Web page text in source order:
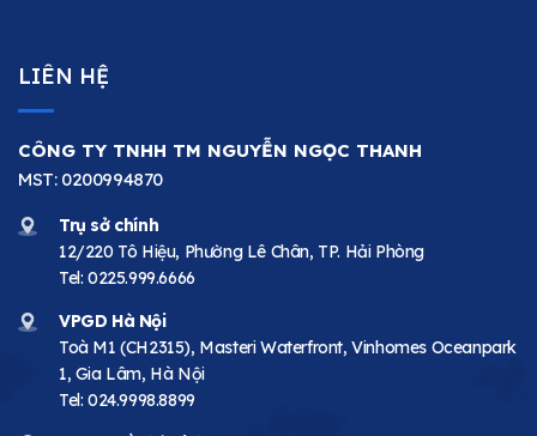
LIÊN HỆ
CÔNG TY TNHH TM NGUYỄN NGỌC THANH
MST: 0200994870
Trụ sở chính
12/220 Tô Hiệu, Phường Lê Chân, TP. Hải Phòng
Tel: 0225.999.6666
VPGD Hà Nội
Toà M1 (CH2315), Masteri Waterfront, Vinhomes Oceanpark
1, Gia Lâm, Hà Nội
Tel: 024.9998.8899